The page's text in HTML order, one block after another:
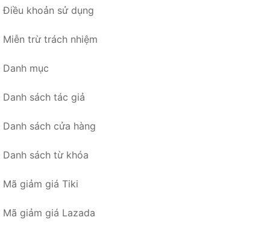
Điều khoản sử dụng
Miễn trừ trách nhiệm
Danh mục
Danh sách tác giả
Danh sách cửa hàng
Danh sách từ khóa
Mã giảm giá Tiki
Mã giảm giá Lazada